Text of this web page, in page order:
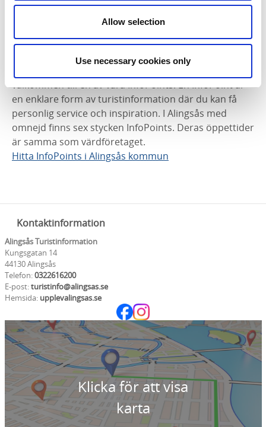
Allow selection
Use necessary cookies only
Hembygdsstugorna: onsdag–söndag, 17 juni till 2 aug,
InfoPoints
välkommen till en av våra InfoPoints. En InfoPoint är
en enklare form av turistinformation där du kan få
personlig service och inspiration. I Alingsås med
omnejd finns sex stycken InfoPoints. Deras öppettider
är samma som värdföretaget.
Hitta InfoPoints i Alingsås kommun
Kontaktinformation
Alingsås Turistinformation
Kungsgatan 14
44130 Alingsås
Telefon:0322616200
E-post:turistinfo@alingsas.se
Hemsida: upplevalingsas.se
Klicka för att visa
karta